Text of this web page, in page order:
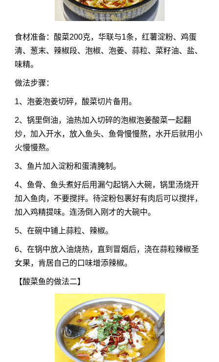
食材准备：酸菜200克，华联与1条，红薯淀粉、鸡蛋
清、葱末、辣椒段、泡椒、泡姜、蒜粒、菜籽油、盐、
味精。
做法步骤：
1、泡姜泡姜切碎，酸菜切片备用。
2、锅里倒油，油热加入切碎的泡椒泡姜酸菜一起翻
炒，加入开水，放入鱼头、鱼骨慢慢熬，水开后就用小
火慢慢熬。
3、鱼片加入淀粉和蛋清腌制。
4、鱼骨、鱼头煮好后用漏勺起锅入大碗，锅里汤烧开
加入鱼肉，不要搅拌。待淀粉包裹好有肉后可以搅拌，
加入鸡精提味。连汤倒入刚才的大碗中。
5、在碗中铺上蒜粒、辣椒。
6、在锅中放入油烧热，直到冒烟后，浇在蒜粒辣椒圣
女果，肯居自己的口味增添辣椒。
【酸菜鱼的做法二】